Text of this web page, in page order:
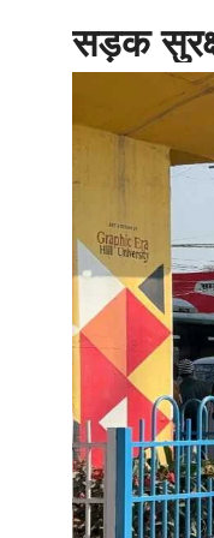
सड़क